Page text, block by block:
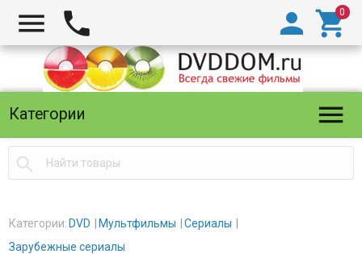
  

Категории 

Категории: DVD Мультфильмы
Сериалы
Зарубежные сериалы